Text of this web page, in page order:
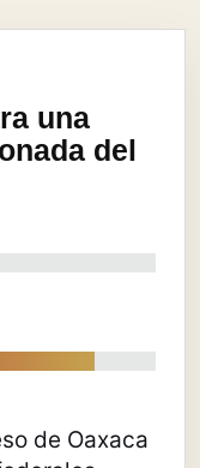
una
del
de Oaxaca